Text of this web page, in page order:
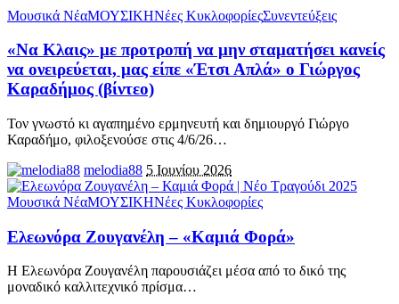
Μουσικά ΝέαΜΟΥΣΙΚΗΝέες ΚυκλοφορίεςΣυνεντεύξεις
«Να Κλαις» με προτροπή να μην σταματήσει κανείς
να ονειρεύεται, μας είπε «Έτσι Απλά» ο Γιώργος
Καραδήμος (βίντεο)
Τον γνωστό κι αγαπημένο ερμηνευτή και δημιουργό Γιώργο
Καραδήμο, φιλοξενούσε στις 4/6/26…
melodia88 5 Ιουνίου 2026
Μουσικά ΝέαΜΟΥΣΙΚΗΝέες Κυκλοφορίες
Ελεωνόρα Ζουγανέλη – «Καμιά Φορά»
Η Ελεωνόρα Ζουγανέλη παρουσιάζει μέσα από το δικό της
μοναδικό καλλιτεχνικό πρίσμα…